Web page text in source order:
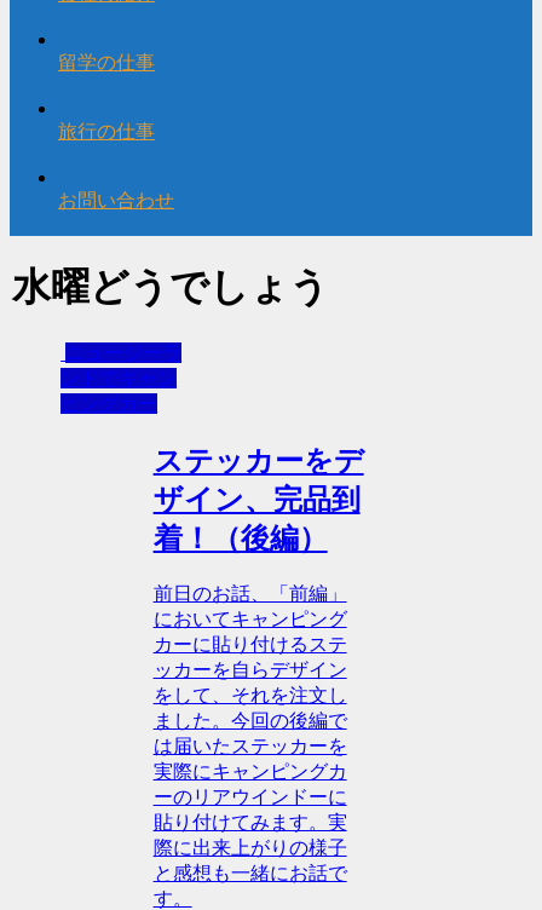
留学の仕事
旅行の仕事
お問い合わせ
水曜どうでしょう
ニュージーラ
ンドでキャン
ピングカー
ステッカーをデ
ザイン、完品到
着！（後編）
前日のお話、「前編」
においてキャンピング
カーに貼り付けるステ
ッカーを自らデザイン
をして、それを注文し
ました。今回の後編で
は届いたステッカーを
実際にキャンピングカ
ーのリアウインドーに
貼り付けてみます。実
際に出来上がりの様子
と感想も一緒にお話で
す。